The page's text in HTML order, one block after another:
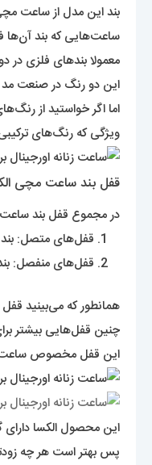
بند این مدل از ساعت
ساعت‌هایی که بند آن‌ها
معمولا بند‌های فلزی
این دو رنگ در صنعت مد
اما اگر خواستید از
ویژگی که رنگ‌های‌
قفل بند ساعت مچی
در مجموع قفل بند ساعت
قفل‌های متصل: بند
قفل‌های منفصل:
همانطور که می‌بینید قفل بند
چنین قفل‌هایی بیشتر
این قفل مخصوص
این محصول الکسا دارای گارنتی 12
پس بهتر است هر چه